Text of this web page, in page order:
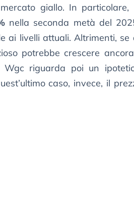
giallo. In particolare,
nella seconda metà del
ai livelli attuali. Altrimenti,
potrebbe crescere ancora
riguarda poi un
caso, invece, il